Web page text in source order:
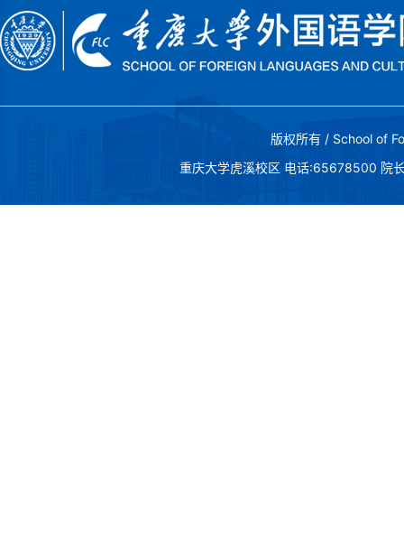
版权所有 / School of
重庆大学虎溪校区 电话:65678500 院